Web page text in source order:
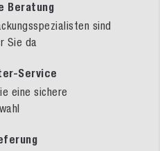
Beratung
sind
Sie da
Service
eine sichere